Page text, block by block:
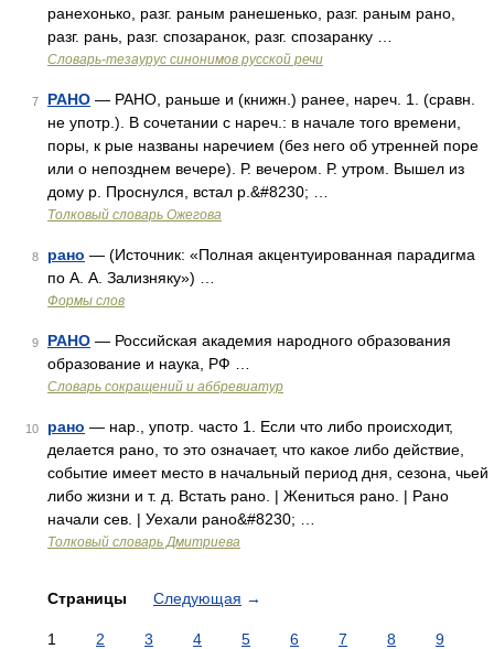
ранехонько, разг. раным ранешенько, разг. раным рано,
разг. рань, разг. спозаранок, разг. спозаранку …
Словарь-тезаурус синонимов русской речи
7 РАНО — РАНО, раньше и (книжн.) ранее, нареч. 1. (сравн.
не употр.). В сочетании с нареч.: в начале того времени,
поры, к рые названы наречием (без него об утренней поре
или о непозднем вечере). Р. вечером. Р. утром. Вышел из
дому р. Проснулся, встал р.&#8230; …
Толковый словарь Ожегова
8 рано — (Источник: «Полная акцентуированная парадигма
по А. А. Зализняку») …
Формы слов
9 РАНО — Российская академия народного образования
образование и наука, РФ …
Словарь сокращений и аббревиатур
10 рано — нар., употр. часто 1. Если что либо происходит,
делается рано, то это означает, что какое либо действие,
событие имеет место в начальный период дня, сезона, чьей
либо жизни и т. д. Встать рано. | Жениться рано. | Рано
начали сев. | Уехали рано&#8230; …
Толковый словарь Дмитриева
Страницы Следующая →
1 2 3 4 5 6 7 8
9